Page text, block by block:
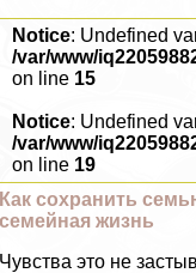
Notice: Undefined
/var/www/
on line 15
Notice: Undefined
/var/www/
on line 19
Как сохранить
семейная жизнь
Чувства это не